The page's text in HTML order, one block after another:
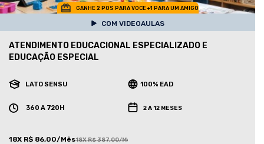
GANHE 2 POS PARA VOCE +1 PARA UM AMIGO
COM VIDEOAULAS
ATENDIMENTO EDUCACIONAL ESPECIALIZADO E
EDUCAÇÃO ESPECIAL
LATO SENSU 100% EAD
360 A 720H 2 A 12 MESES
18X R$ 86,00/Mês18X R$ 387,00/Mês